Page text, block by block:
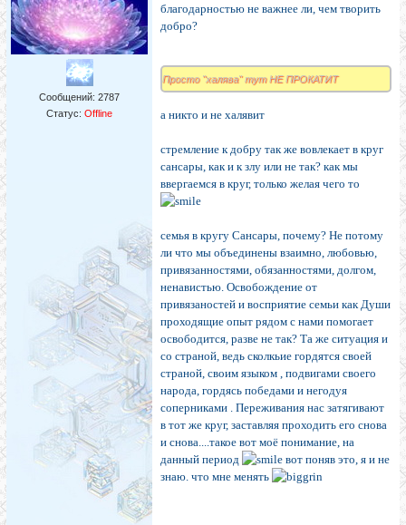
Сообщений: 2787
Статус: Offline
благодарностью не важнее ли, чем творить
добро?
Просто "халява" тут НЕ ПРОКАТИТ
а никто и не халявит
стремление к добру так же вовлекает в круг
сансары, как и к злу или не так? как мы
ввергаемся в круг, только желая чего то
семья в кругу Сансары, почему? Не потому
ли что мы объединены взаимно, любовью,
привязанностями, обязанностями, долгом,
ненавистью. Освобождение от
привязаностей и восприятие семьи как Души
проходящие опыт рядом с нами помогает
освободится, разве не так? Та же ситуация и
со страной, ведь сколкьие гордятся своей
страной, своим языком , подвигами своего
народа, гордясь победами и негодуя
соперниками . Переживания нас затягивают
в тот же круг, заставляя проходить его снова
и снова....такое вот моё понимание, на
данный период
вот поняв это, я и не
знаю. что мне менять